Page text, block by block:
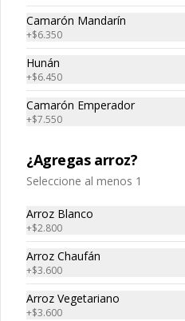
Costillar Cantonés
$12.650
Cerdo Champiñón
Camarón Mandarín
+$6.350
Hunán
+$6.450
Camarón Emperador
+$7.550
¿Agregas arroz?
Seleccione al menos 1
Arroz Blanco
+$2.800
Arroz Chaufán
+$3.600
Arroz Vegetariano
+$3.600